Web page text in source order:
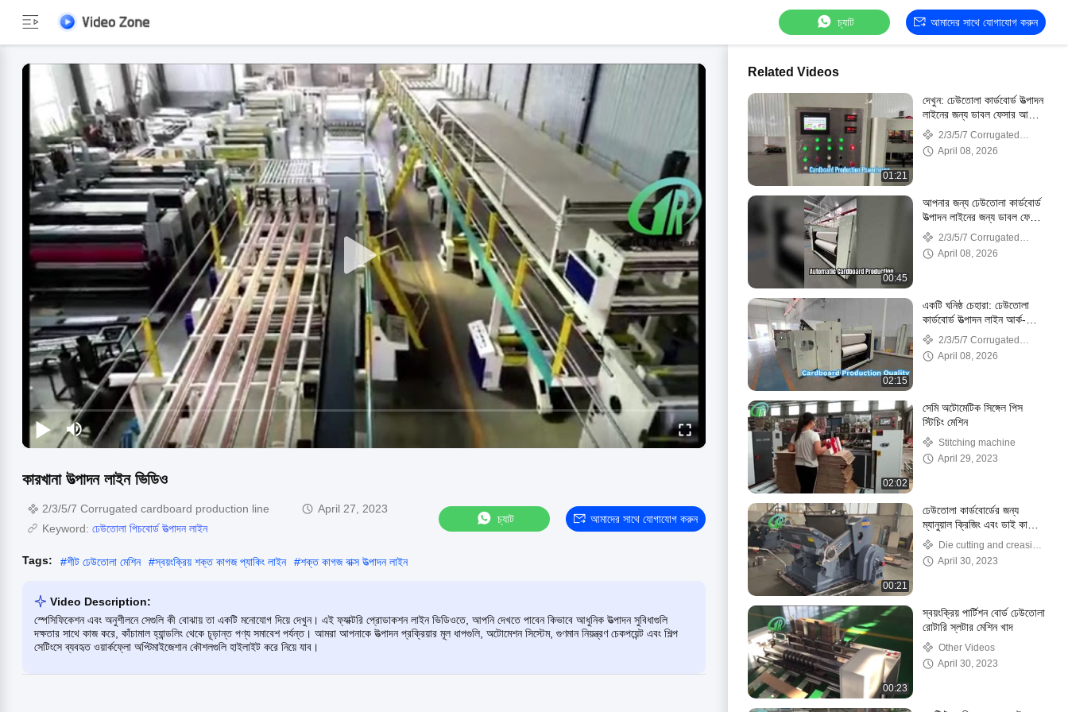
চ্যাট আমাদের সাথে যোগাযোগ করুন
কারখানা উত্পাদন লাইন ভিডিও
2/3/5/7 Corrugated cardboard production line
April 27, 2023
Keyword: ঢেউতোলা পিচবোর্ড উত্পাদন লাইন
চ্যাট আমাদের সাথে যোগাযোগ করুন
Tags: #শীট ঢেউতোলা মেশিন #স্বয়ংক্রিয় শক্ত কাগজ প্যাকিং লাইন #শক্ত কাগজ বাক্স উত্পাদন লাইন
Video Description:
স্পেসিফিকেশন এবং অনুশীলনে সেগুলি কী বোঝায় তা একটি মনোযোগ দিয়ে দেখুন। এই ফ্যাক্টরি প্রোডাকশন লাইন ভিডিওতে, আপনি দেখতে পাবেন কিভাবে আধুনিক উত্পাদন সুবিধাগুলি
দক্ষতার সাথে কাজ করে, কাঁচামাল হ্যান্ডলিং থেকে চূড়ান্ত পণ্য সমাবেশ পর্যন্ত। আমরা আপনাকে উত্পাদন প্রক্রিয়ার মূল ধাপগুলি, অটোমেশন সিস্টেম, গুণমান নিয়ন্ত্রণ চেকপয়েন্ট এবং শিল্প
সেটিংসে ব্যবহৃত ওয়ার্কফ্লো অপ্টিমাইজেশান কৌশলগুলি হাইলাইট করে নিয়ে যাব।
Related Videos
01:21
দেখুন: ঢেউতোলা কার্ডবোর্ড উত্পাদন
লাইনের জন্য ডাবল ফেসার আর্ক-
আকৃতির হট প্লেট শোকেস
2/3/5/7 Corrugated
cardboard production line
April 08, 2026
00:45
আপনার জন্য ঢেউতোলা কার্ডবোর্ড
উত্পাদন লাইনের জন্য ডাবল ফেসার
প্রবর্তন করুন স্বয়ংক্রিয়ভাবে
নিয়ন্ত্রণ করুন
2/3/5/7 Corrugated
cardboard production line
April 08, 2026
02:15
একটি ঘনিষ্ঠ চেহারা: ঢেউতোলা
কার্ডবোর্ড উত্পাদন লাইন আর্ক-
আকৃতির হট প্লেটের জন্য ডাবল
ফেসার
2/3/5/7 Corrugated
cardboard production line
April 08, 2026
02:02
সেমি অটোমেটিক সিঙ্গেল পিস
স্টিচিং মেশিন
Stitching machine
April 29, 2023
00:21
ঢেউতোলা কার্ডবোর্ডের জন্য
ম্যানুয়াল ক্রিজিং এবং ডাই কাটিং
মেশিনDie cutting and creasing
machine
April 30, 2023
00:23
স্বয়ংক্রিয় পার্টিশন বোর্ড ঢেউতোলা
রোটারি স্লটার মেশিন খাদ
Other Videos
April 30, 2023